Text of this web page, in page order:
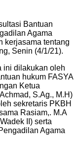
Bantuan
Agama
kerjasama tentang
Senin (4/1/21).
ini dilakukan oleh
hukum FASYA
Ketua
S.Ag., M.H)
sekretaris PKBH
Rasiam,. M.A
II) serta
Agama